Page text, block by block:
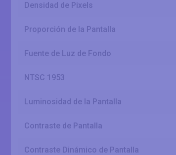
Densidad de Pixels
Proporción de la Pantalla
Fuente de Luz de Fondo
NTSC 1953
Luminosidad de la Pantalla
Contraste de Pantalla
Contraste Dinámico de Pantalla